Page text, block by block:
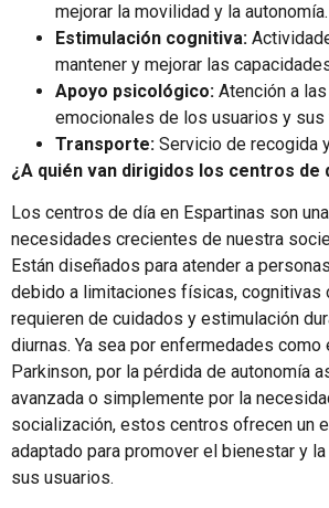
mejorar la movilidad y la autonomía.
Estimulación cognitiva:
mantener y mejorar las
Apoyo psicológico: Atención a
emocionales de los usuarios y sus
Transporte: Servicio de recogida
¿A quién van dirigidos los centros de
Los centros de día en Espartinas son
necesidades crecientes de nuestra
Están diseñados para atender a
debido a limitaciones físicas, cognitivas
requieren de cuidados y estimulación
diurnas. Ya sea por enfermedades como
Parkinson, por la pérdida de autonomía
avanzada o simplemente por la
socialización, estos centros ofrecen un
adaptado para promover el bienestar y
sus usuarios.